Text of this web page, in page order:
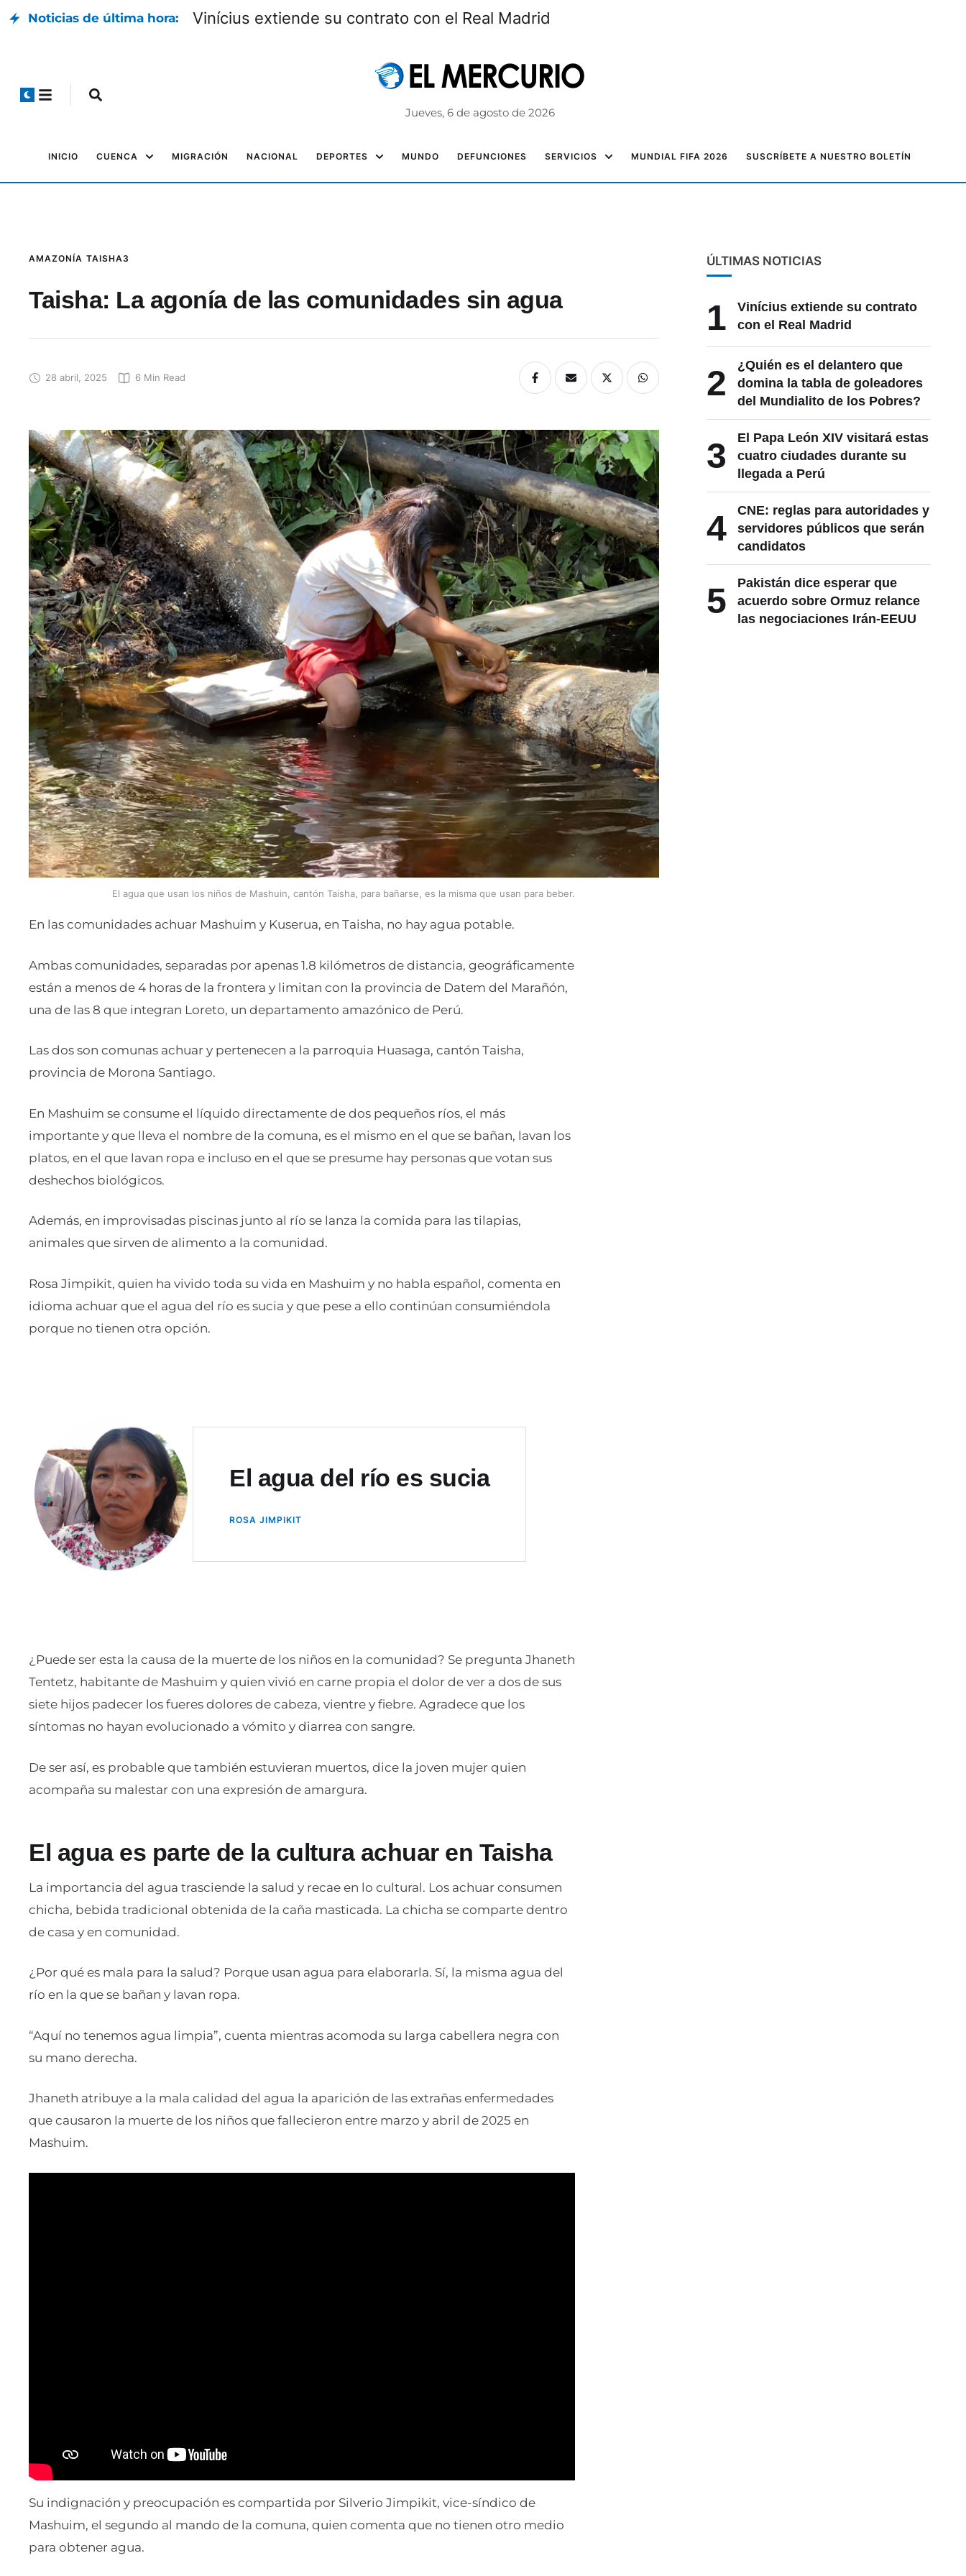
Noticias de última hora: Vinícius extiende su contrato con el Real Madrid
Jueves, 6 de agosto de 2026
INICIO CUENCA MIGRACIÓN NACIONAL DEPORTES MUNDO DEFUNCIONES SERVICIOS MUNDIAL FIFA 2026 SUSCRÍBETE A NUESTRO BOLETÍN
AMAZONÍA TAISHA3
Taisha: La agonía de las comunidades sin agua
28 abril, 2025 6 Min Read
El agua que usan los niños de Mashuin, cantón Taisha, para bañarse, es la misma que usan para beber.
En las comunidades achuar Mashuim y Kuserua, en Taisha, no hay agua potable.
Ambas comunidades, separadas por apenas 1.8 kilómetros de distancia, geográficamente
están a menos de 4 horas de la frontera y limitan con la provincia de Datem del Marañón,
una de las 8 que integran Loreto, un departamento amazónico de Perú.
Las dos son comunas achuar y pertenecen a la parroquia Huasaga, cantón Taisha,
provincia de Morona Santiago.
En Mashuim se consume el líquido directamente de dos pequeños ríos, el más
importante y que lleva el nombre de la comuna, es el mismo en el que se bañan, lavan los
platos, en el que lavan ropa e incluso en el que se presume hay personas que votan sus
deshechos biológicos.
Además, en improvisadas piscinas junto al río se lanza la comida para las tilapias,
animales que sirven de alimento a la comunidad.
Rosa Jimpikit, quien ha vivido toda su vida en Mashuim y no habla español, comenta en
idioma achuar que el agua del río es sucia y que pese a ello continúan consumiéndola
porque no tienen otra opción.
El agua del río es sucia
ROSA JIMPIKIT
¿Puede ser esta la causa de la muerte de los niños en la comunidad? Se pregunta Jhaneth
Tentetz, habitante de Mashuim y quien vivió en carne propia el dolor de ver a dos de sus
siete hijos padecer los fueres dolores de cabeza, vientre y fiebre. Agradece que los
síntomas no hayan evolucionado a vómito y diarrea con sangre.
De ser así, es probable que también estuvieran muertos, dice la joven mujer quien
acompaña su malestar con una expresión de amargura.
El agua es parte de la cultura achuar en Taisha
La importancia del agua trasciende la salud y recae en lo cultural. Los achuar consumen
chicha, bebida tradicional obtenida de la caña masticada. La chicha se comparte dentro
de casa y en comunidad.
¿Por qué es mala para la salud? Porque usan agua para elaborarla. Sí, la misma agua del
río en la que se bañan y lavan ropa.
“Aquí no tenemos agua limpia”, cuenta mientras acomoda su larga cabellera negra con
su mano derecha.
Jhaneth atribuye a la mala calidad del agua la aparición de las extrañas enfermedades
que causaron la muerte de los niños que fallecieron entre marzo y abril de 2025 en
Mashuim.
Su indignación y preocupación es compartida por Silverio Jimpikit, vice-síndico de
Mashuim, el segundo al mando de la comuna, quien comenta que no tienen otro medio
para obtener agua.
ÚLTIMAS NOTICIAS
1
Vinícius extiende su contrato
con el Real Madrid
2
¿Quién es el delantero que
domina la tabla de goleadores
del Mundialito de los Pobres?
3
El Papa León XIV visitará estas
cuatro ciudades durante su
llegada a Perú
4
CNE: reglas para autoridades y
servidores públicos que serán
candidatos
5
Pakistán dice esperar que
acuerdo sobre Ormuz relance
las negociaciones Irán-EEUU